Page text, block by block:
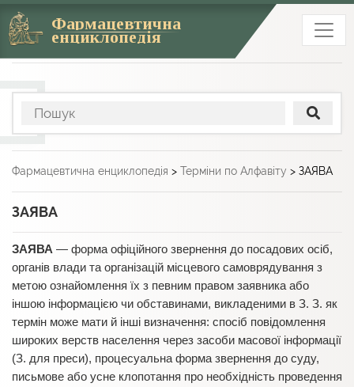
Фармацевтична
енциклопедія
Фармацевтична енциклопедія > Терміни по Алфавіту > ЗАЯВА
ЗАЯВА
ЗАЯВА — форма офіційного звернення до посадових осіб,
органів влади та організацій місцевого самоврядування з
метою ознайомлення їх з певним правом заявника або
іншою інформацією чи обставинами, викладеними в З. З. як
термін може мати й інші визначення: спосіб повідомлення
широких верств населення через засоби масової інформації
(З. для преси), процесуальна форма звернення до суду,
письмове або усне клопотання про необхідність проведення